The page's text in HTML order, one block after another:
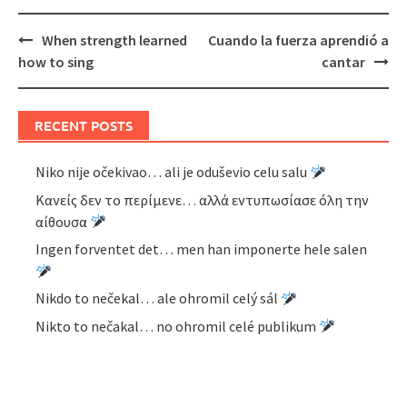
Post
navigation
When strength learned
how to sing
Cuando la fuerza aprendió a
cantar
RECENT POSTS
Niko nije očekivao… ali je oduševio celu salu
Κανείς δεν το περίμενε… αλλά εντυπωσίασε όλη την
αίθουσα
Ingen forventet det… men han imponerte hele salen
Nikdo to nečekal… ale ohromil celý sál
Nikto to nečakal… no ohromil celé publikum